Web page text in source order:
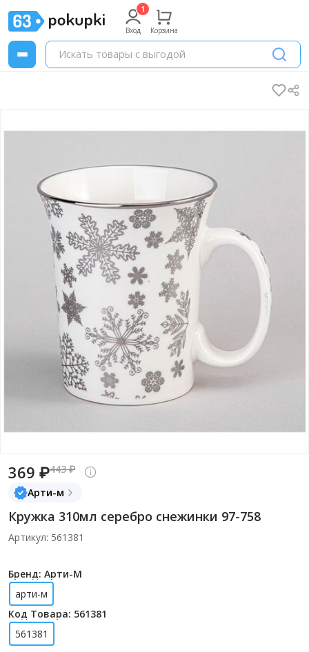
Вход Корзина
369 ₽443 ₽
Арти-м
Кружка 310мл серебро снежинки 97-758
Артикул: 561381
Бренд: Арти-М
арти-м
Код Товара: 561381
561381